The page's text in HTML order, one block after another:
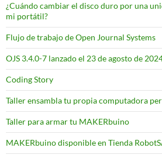
¿Cuándo cambiar el disco duro por una
mi portátil?
Flujo de trabajo de Open Journal Systems
OJS 3.4.0-7 lanzado el 23 de agosto de
Coding Story
Taller ensambla tu propia computadora
Taller para armar tu MAKERbuino
MAKERbuino disponible en Tienda